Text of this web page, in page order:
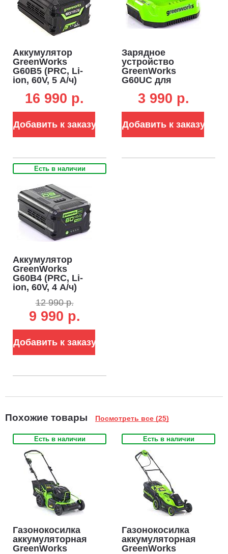
Аккумулятор
GreenWorks
G60B5 (PRC, Li-
ion, 60V, 5 А/ч)
16 990 p.
Добавить к заказу
Зарядное
устройство
GreenWorks
G60UC для
60В (2 А)
3 990 p.
Добавить к заказу
Есть в наличии
Аккумулятор
GreenWorks
G60B4 (PRC, Li-
ion, 60V, 4 А/ч)
12 990 р.
9 990 р.
Добавить к заказу
Похожие товары Посмотреть все (25)
Есть в наличии
Газонокосилка
аккумуляторная
GreenWorks
Есть в наличии
Газонокосилка
аккумуляторная
GreenWorks